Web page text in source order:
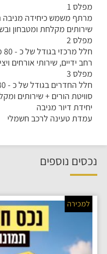
מפלס 1
מרתף משמש כיחידה מניבה
שירותים מקלחת ומטבחון ובשטח
מפלס 2
חלל
רחב ידיים, שירותי אורחים
מפלס 3
סוויטת הורים + שירותים
יחידת דיור מניבה
עמדת טעינה לרכב חשמלי
נכסים נוספים
למכירה